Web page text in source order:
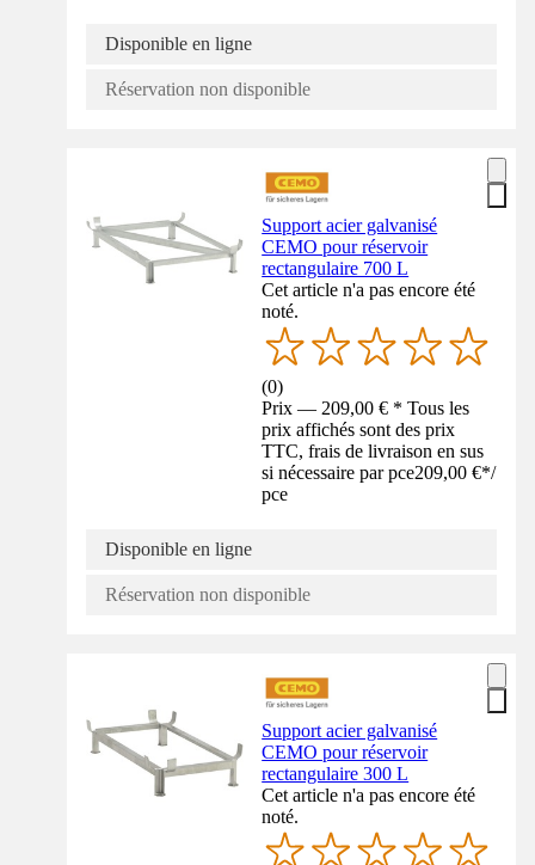
Disponible en ligne
Réservation non disponible
Support acier galvanisé
CEMO pour réservoir
rectangulaire 700 L
Cet article n'a pas encore été
noté.
(0)
Prix — 209,00 € * Tous les
prix affichés sont des prix
TTC, frais de livraison en sus
si nécessaire par pce209,00 €*/
pce
Disponible en ligne
Réservation non disponible
Support acier galvanisé
CEMO pour réservoir
rectangulaire 300 L
Cet article n'a pas encore été
noté.